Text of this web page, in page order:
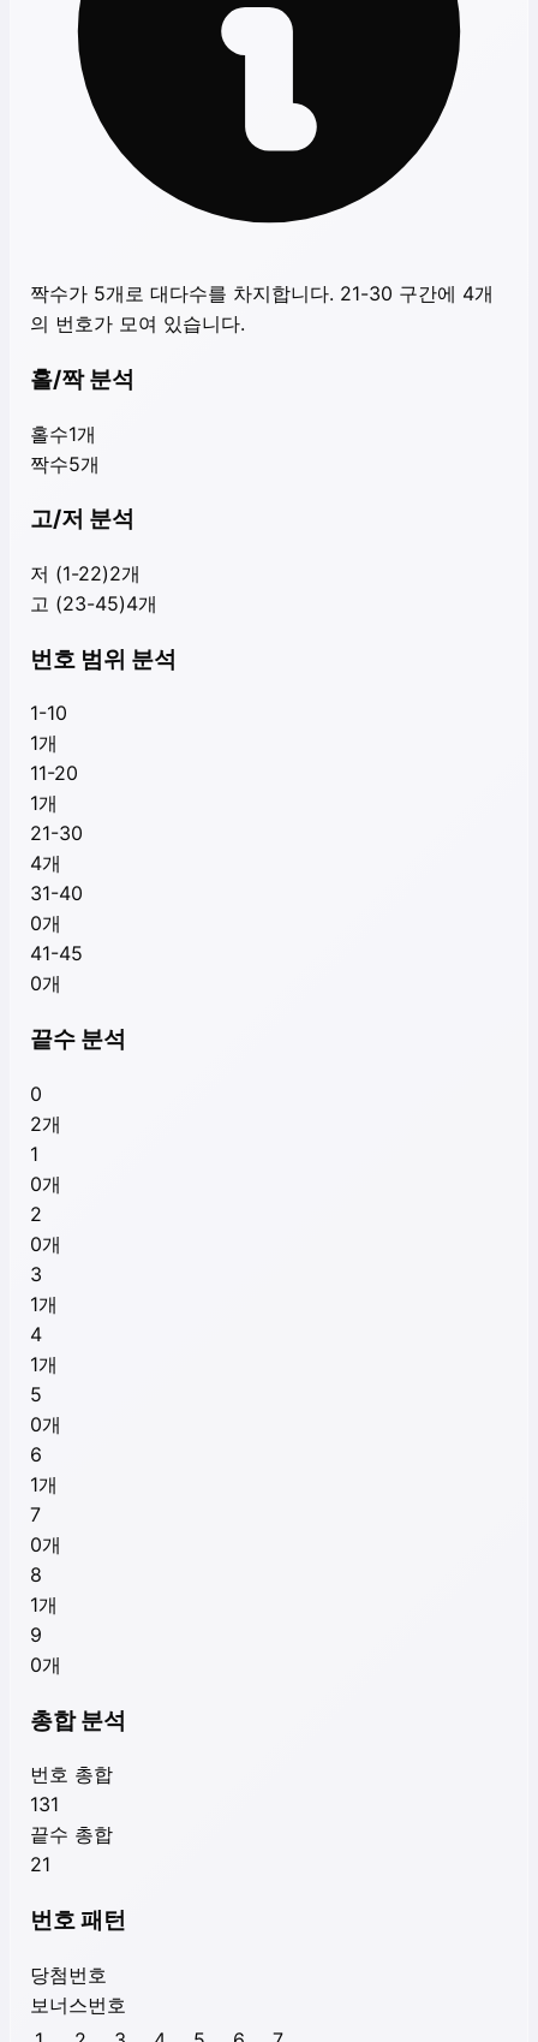
짝수가 5개로 대다수를 차지합니다. 21-30 구간에 4개
의 번호가 모여 있습니다.
홀/짝 분석
홀수1개
짝수5개
고/저 분석
저 (1-22)2개
고 (23-45)4개
번호 범위 분석
1-10
1개
11-20
1개
21-30
4개
31-40
0개
41-45
0개
끝수 분석
0
2개
1
0개
2
0개
3
1개
4
1개
5
0개
6
1개
7
0개
8
1개
9
0개
총합 분석
번호 총합
131
끝수 총합
21
번호 패턴
당첨번호
보너스번호